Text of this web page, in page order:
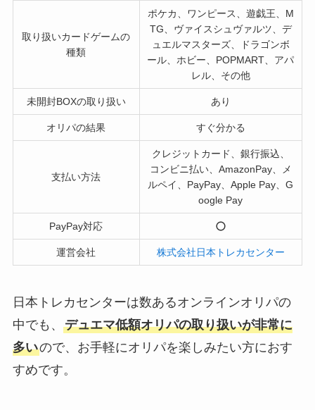
取り扱いカードゲームの
種類
ポケカ、ワンピース、遊戯王、M
TG、ヴァイスシュヴァルツ、デ
ュエルマスターズ、ドラゴンボ
ール、ホビー、POPMART、アパ
レル、その他
未開封BOXの取り扱い あり
オリパの結果 すぐ分かる
支払い方法
クレジットカード、銀行振込、
コンビニ払い、AmazonPay、メ
ルペイ、PayPay、Apple Pay、G
oogle Pay
PayPay対応
運営会社 株式会社日本トレカセンター
日本トレカセンターは数あるオンラインオリパの
中でも、 デュエマ低額オリパの取り扱いが非常に
多いので、お手軽にオリパを楽しみたい方におす
すめです。